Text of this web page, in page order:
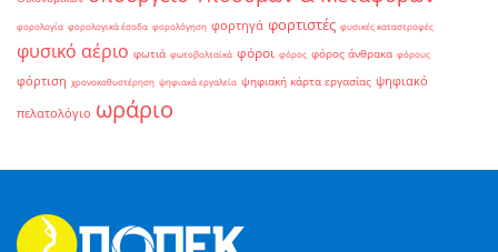
φορολογία φορολογικά έσοδα φορολόγηση φορτηγά φορτιστές φυσικές καταστροφές
φυσικό αέριο φωτιά φωτοβολταϊκά φόροι φόρος φόρος άνθρακα φόρους
φόρτιση χρονοκαθυστέρηση ψηφιακά εργαλεία ψηφιακή κάρτα εργασίας ψηφιακό
πελατολόγιο ωράριο